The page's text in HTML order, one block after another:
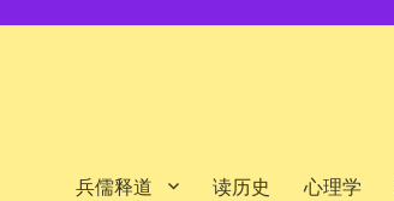
兵儒释道 读历史 心理学